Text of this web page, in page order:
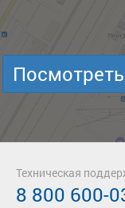
Техническая
8 800 600-